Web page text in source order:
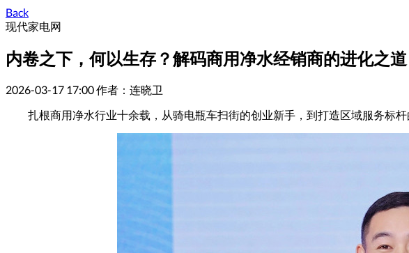
Back
现代家电网
内卷之下，何以生存？解码商用净水经销商的进化之道
2026-03-17 17:00作者：连晓卫
扎根商用净水行业十余载，从骑电瓶车扫街的创业新手，到打造区域服务标